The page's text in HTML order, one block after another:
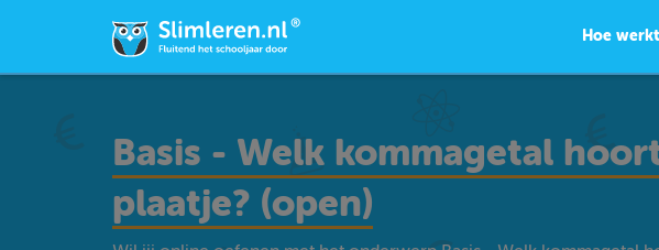
Hoe
Basis - Welk kommagetal
plaatje? (open)